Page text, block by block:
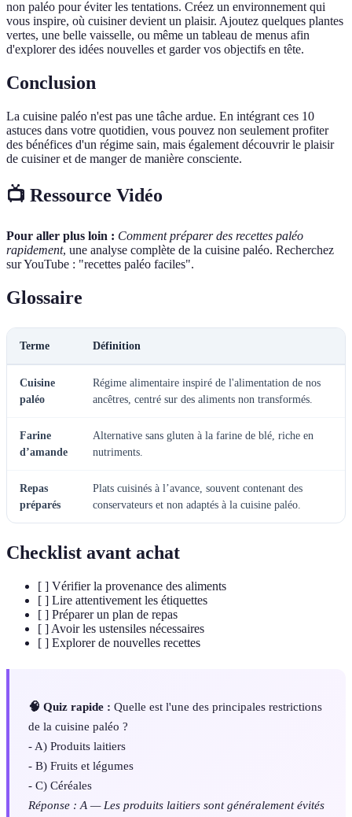
non paléo pour éviter les tentations. Créez un environnement qui
vous inspire, où cuisiner devient un plaisir. Ajoutez quelques plantes
vertes, une belle vaisselle, ou même un tableau de menus afin
d'explorer des idées nouvelles et garder vos objectifs en tête.
Conclusion
La cuisine paléo n'est pas une tâche ardue. En intégrant ces 10
astuces dans votre quotidien, vous pouvez non seulement profiter
des bénéfices d'un régime sain, mais également découvrir le plaisir
de cuisiner et de manger de manière consciente.
📺 Ressource Vidéo
Pour aller plus loin : Comment préparer des recettes paléo
rapidement, une analyse complète de la cuisine paléo. Recherchez
sur YouTube : "recettes paléo faciles".
Glossaire
Terme Définition
Cuisine
paléo
Régime alimentaire inspiré de l'alimentation de nos
ancêtres, centré sur des aliments non transformés.
Farine
d’amande
Alternative sans gluten à la farine de blé, riche en
nutriments.
Repas
préparés
Plats cuisinés à l’avance, souvent contenant des
conservateurs et non adaptés à la cuisine paléo.
Checklist avant achat
[ ] Vérifier la provenance des aliments
[ ] Lire attentivement les étiquettes
[ ] Préparer un plan de repas
[ ] Avoir les ustensiles nécessaires
[ ] Explorer de nouvelles recettes
🧠 Quiz rapide : Quelle est l'une des principales restrictions
de la cuisine paléo ?
- A) Produits laitiers
- B) Fruits et légumes
- C) Céréales
Réponse : A — Les produits laitiers sont généralement évités